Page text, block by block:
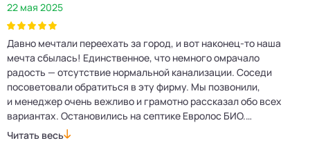
22 мая 2025
Давно мечтали переехать за город, и вот наконец‑то наша
мечта сбылась! Единственное, что немного омрачало
радость — отсутствие нормальной канализации. Соседи
посоветовали обратиться в эту фирму. Мы позвонили,
и менеджер очень вежливо и грамотно рассказал обо всех
вариантах. Остановились на септике Евролос БИО.
Монтажники приехали вовремя, установили всё быстро
Читать весь